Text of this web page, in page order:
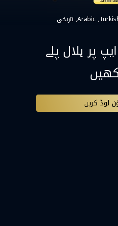
Arabic تاریخی
پر ہلال پلے
لوڈ کریں